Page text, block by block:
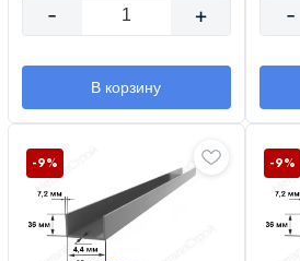
- +
В корзину
-
-9% -9%